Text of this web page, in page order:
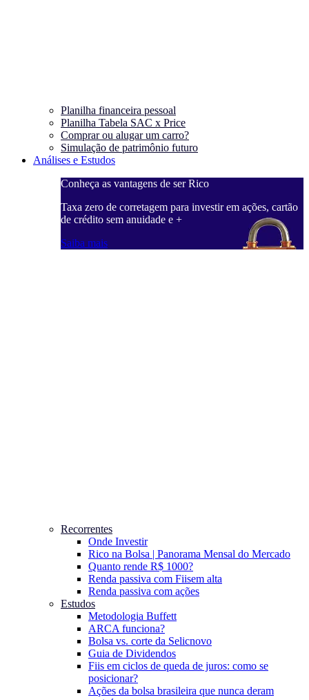
Planilha financeira pessoal
Planilha Tabela SAC x Price
Comprar ou alugar um carro?
Simulação de patrimônio futuro
Análises e Estudos
Conheça as vantagens de ser Rico
Taxa zero de corretagem para investir em ações, cartão
de crédito sem anuidade e +
Saiba mais
Recorrentes
Onde Investir
Rico na Bolsa | Panorama Mensal do Mercado
Quanto rende R$ 1000?
Renda passiva com Fiisem alta
Renda passiva com ações
Estudos
Metodologia Buffett
ARCA funciona?
Bolsa vs. corte da Selicnovo
Guia de Dividendos
Fiis em ciclos de queda de juros: como se
posicionar?
Ações da bolsa brasileira que nunca deram